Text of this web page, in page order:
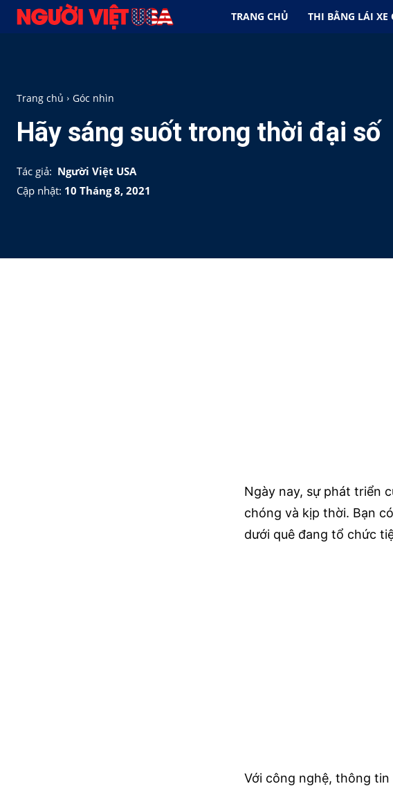
TRANG CHỦ THI BẰNG LÁI XE
Trang chủ Góc nhìn
Hãy sáng suốt trong thời đại số
Tác giả: Người Việt USA
Cập nhật: 10 Tháng 8, 2021
Ngày nay, sự phát triển
chóng và kịp thời. Bạn
dưới quê đang tổ chức
Với công nghệ, thông